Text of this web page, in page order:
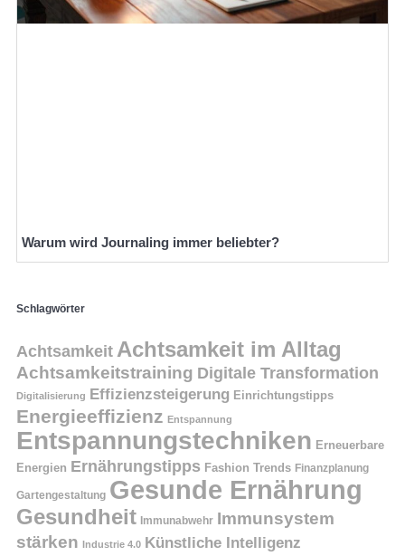
Warum wird Journaling immer beliebter?
Schlagwörter
Achtsamkeit Achtsamkeit im Alltag
Achtsamkeitstraining Digitale Transformation
Digitalisierung Effizienzsteigerung Einrichtungstipps
Energieeffizienz Entspannung
Entspannungstechniken Erneuerbare
Energien Ernährungstipps Fashion Trends Finanzplanung
Gartengestaltung Gesunde Ernährung
Gesundheit Immunabwehr Immunsystem
stärken Industrie 4.0 Künstliche Intelligenz